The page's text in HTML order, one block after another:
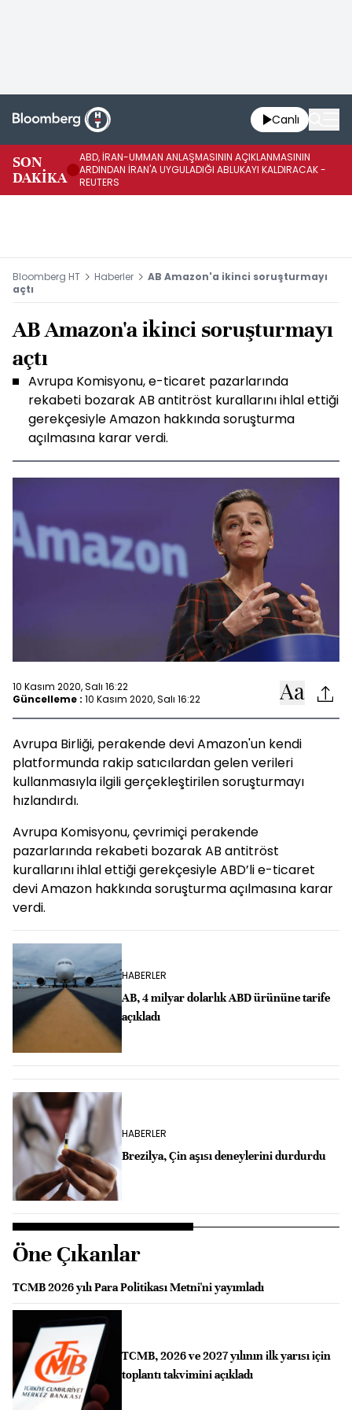
Canlı
SON
DAKİKA
ABD, İRAN-UMMAN ANLAŞMASININ AÇIKLANMASININ
ARDINDAN İRAN'A UYGULADIĞI ABLUKAYI KALDIRACAK -
REUTERS
Bloomberg HT Haberler
AB Amazon'a ikinci soruşturmayı
açtı
AB Amazon'a ikinci soruşturmayı
açtı
Avrupa Komisyonu, e-ticaret pazarlarında
rekabeti bozarak AB antitröst kurallarını ihlal ettiği
gerekçesiyle Amazon hakkında soruşturma
açılmasına karar verdi.
10 Kasım 2020, Salı 16:22
Güncelleme : 10 Kasım 2020, Salı 16:22
Avrupa Birliği, perakende devi Amazon'un kendi
platformunda rakip satıcılardan gelen verileri
kullanmasıyla ilgili gerçekleştirilen soruşturmayı
hızlandırdı.
Avrupa Komisyonu, çevrimiçi perakende
pazarlarında rekabeti bozarak AB antitröst
kurallarını ihlal ettiği gerekçesiyle ABD’li e-ticaret
devi Amazon hakkında soruşturma açılmasına karar
verdi.
HABERLER
AB, 4 milyar dolarlık ABD ürününe tarife
açıkladı
HABERLER
Brezilya, Çin aşısı deneylerini durdurdu
Öne Çıkanlar
TCMB 2026 yılı Para Politikası Metni'ni yayımladı
TCMB, 2026 ve 2027 yılının ilk yarısı için
toplantı takvimini açıkladı